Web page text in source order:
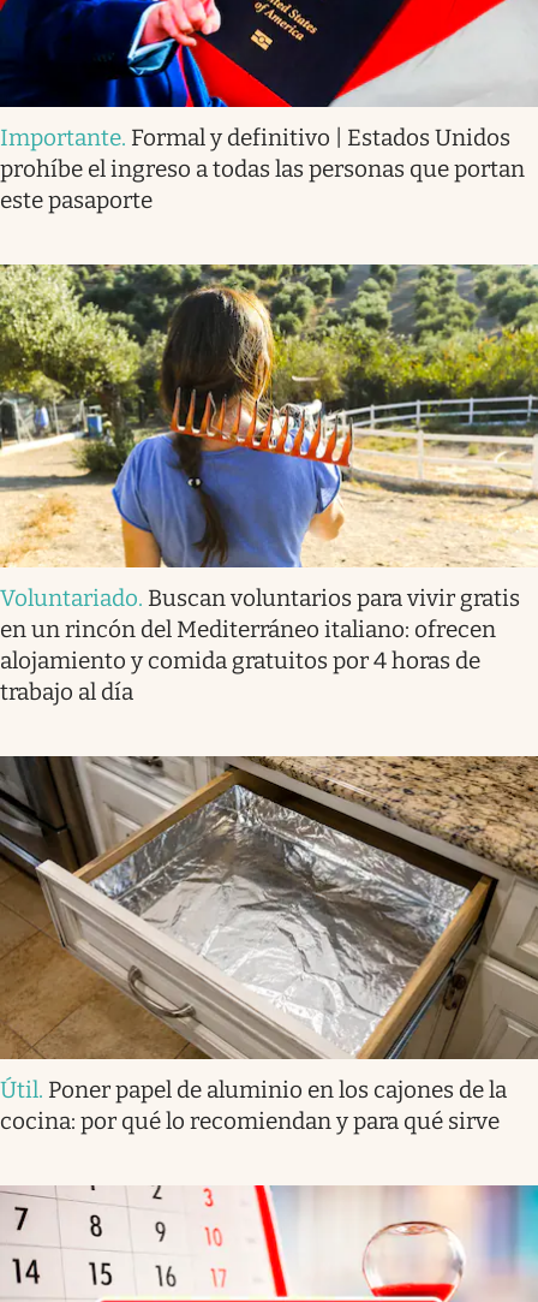
Importante. Formal y definitivo | Estados Unidos
prohíbe el ingreso a todas las personas que portan
este pasaporte
Voluntariado. Buscan voluntarios para vivir gratis
en un rincón del Mediterráneo italiano: ofrecen
alojamiento y comida gratuitos por 4 horas de
trabajo al día
Útil. Poner papel de aluminio en los cajones de la
cocina: por qué lo recomiendan y para qué sirve